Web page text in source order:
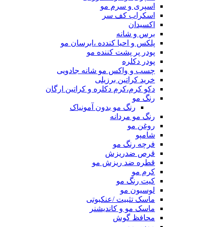
اسپری و سرم مو
اسکراب کف سر
اکسیدان
برس و شانه
پلکس و احیا کندده ،ابرسان مو
پودر پر پشت کننده مو
پودر دکلره
چسب و واکس مو شانه جادویی
خرید کراتین برزیلی
دکو کرم،کرم دکلره و کراتین ارگان
رنگ مو
رنگ مو بدون آمونیاک
رنگ مو مردانه
روغن مو
شامپو
فرچه رنگ مو
قرص ضدریزش
قطره ضد ریزش مو
کرم مو
کیت رنگ مو
لوسیون مو
ماسک تثبیت /عنکبوتی
ماسک مو و کاندیشنر
محافظ گوش